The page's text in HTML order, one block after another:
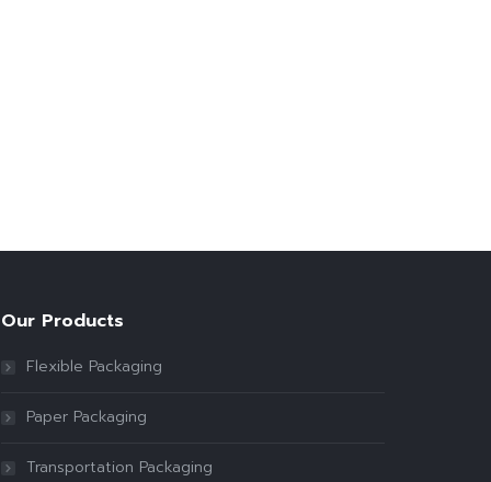
Our Products
Flexible Packaging
Paper Packaging
Transportation Packaging